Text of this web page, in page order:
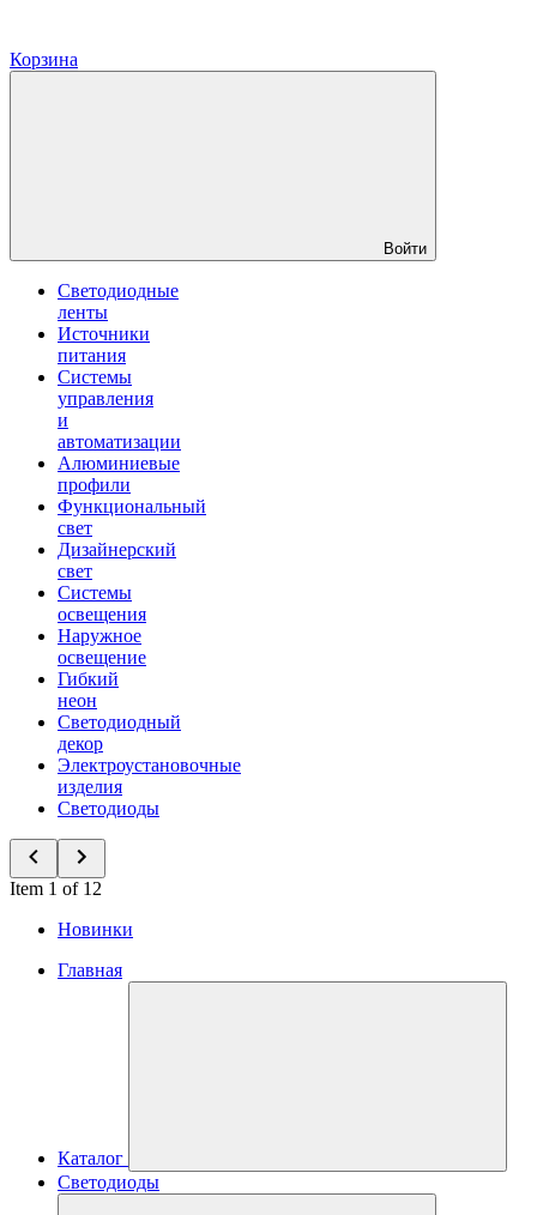
Корзина
Войти
Светодиодные
ленты
Источники
питания
Системы
управления
и
автоматизации
Алюминиевые
профили
Функциональный
свет
Дизайнерский
свет
Системы
освещения
Наружное
освещение
Гибкий
неон
Светодиодный
декор
Электроустановочные
изделия
Светодиоды
Item 1 of 12
Новинки
Главная
Каталог
Светодиоды